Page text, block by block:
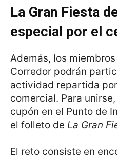
La Gran Fiesta
especial por el
Además, los
Corredor podrán
actividad repartida
comercial. Para
cupón en el Punto de
el folleto de La Gran
El reto consiste en